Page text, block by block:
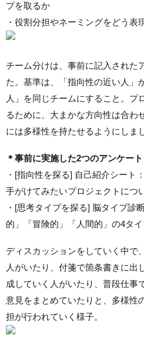
プを取るか
・役割分担やネーミングをどう表
チーム分けは、事前に記入された
た。基準は、「指向性の近い人」
人」を同じチームにすること。プ
るために、大まかな方向性は合わ
には多様性を持たせるようにしま
＊事前に実施した2つのアンケート
・[指向性を探る] 自己紹介シート
手がけてみたいプロジェクトにつ
・[思考タイプを探る] 脳タイプ診
的」「冒険的」「人間的」の4タ
ディスカッションをしていく中で
人がいたり、付箋で箇条書きに出
成していく人がいたり、普段仕事
意見をまとめていたりと、多様性
担が行われていく様子。